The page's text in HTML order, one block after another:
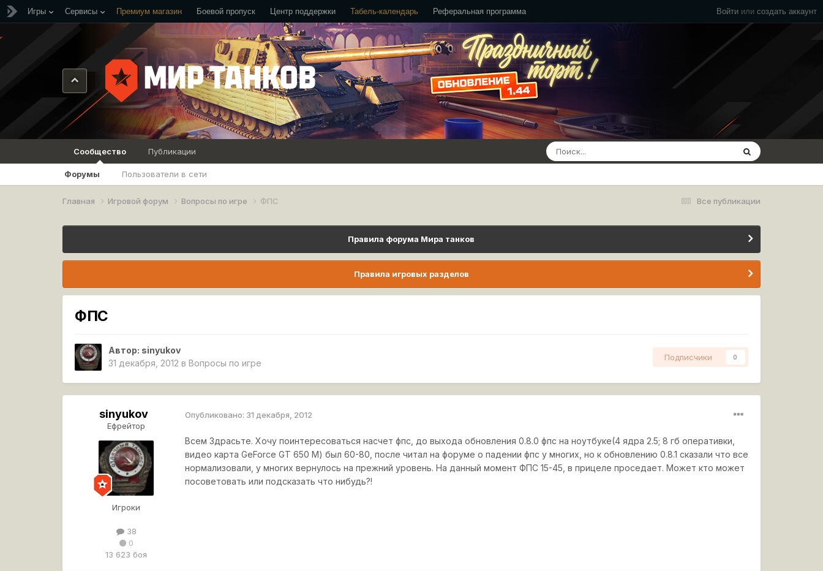
Войти или создать аккаунт
Игры Сервисы Премиум магазин Боевой пропуск Центр поддержки Табель-календарь Реферальная программа
Сообщество
Форумы Пользователи в сети
Публикации
Все публикации
Главная Игровой форум Вопросы по игре ФПС
Правила форума Мира танков
Правила игровых разделов
ФПС
Автор: sinyukov
31 декабря, 2012 в Вопросы по игре
Подписчики 0
sinyukov
Ефрейтор
Игроки
38
0
13 623 боя
Опубликовано: 31 декабря, 2012
Всем Здрасьте. Хочу поинтересоваться насчет фпс, до выхода обновления 0.8.0 фпс на ноутбуке(4 ядра 2.5; 8 гб оперативки,
видео карта GeForce GT 650 M) был 60-80, после читал на форуме о падении фпс у многих, но к обновлению 0.8.1 сказали что все
нормализовали, у многих вернулось на прежний уровень. На данный момент ФПС 15-45, в прицеле проседает. Может кто может
посоветовать или подсказать что нибудь?!